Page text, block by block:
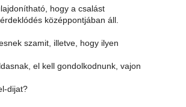
hogy a csalást
középpontjában áll.
szamit, illetve, hogy ilyen
el kell gondolkodnunk, vajon
dijat?